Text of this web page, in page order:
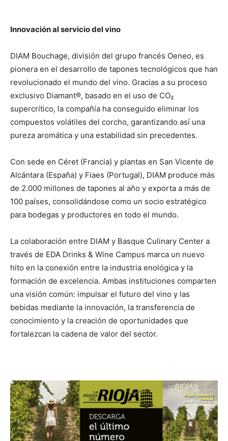
Innovación al servicio del vino
DIAM Bouchage, división del grupo francés Oeneo, es
pionera en el desarrollo de tapones tecnológicos que han
revolucionado el mundo del vino. Gracias a su proceso
exclusivo Diamant®, basado en el uso de CO₂
supercrítico, la compañía ha conseguido eliminar los
compuestos volátiles del corcho, garantizando así una
pureza aromática y una estabilidad sin precedentes.
Con sede en Céret (Francia) y plantas en San Vicente de
Alcántara (España) y Fiaes (Portugal), DIAM produce más
de 2.000 millones de tapones al año y exporta a más de
100 países, consolidándose como un socio estratégico
para bodegas y productores en todo el mundo.
La colaboración entre DIAM y Basque Culinary Center a
través de EDA Drinks & Wine Campus marca un nuevo
hito en la conexión entre la industria enológica y la
formación de excelencia. Ambas instituciones comparten
una visión común: impulsar el futuro del vino y las
bebidas mediante la innovación, la transferencia de
conocimiento y la creación de oportunidades que
fortalezcan la cadena de valor del sector.